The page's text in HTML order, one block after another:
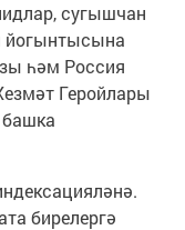
сугышчан
йогынтысына
һәм Россия
Геройлары
бирелергә